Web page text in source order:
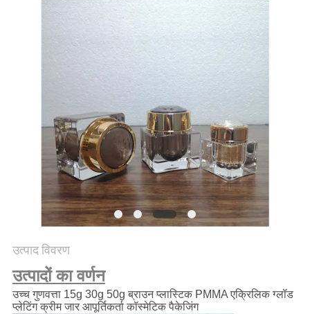
साइटमैप
PRIVACY
POLICY
उत्पाद विवरण
उत्पादों का वर्णन
उच्च गुणवत्ता 15g 30g 50g ब्राउन प्लास्टिक PMMA एक्रिलिक ग्लॉड
प्लेटिंग क्रीम जार आपूर्तिकर्ता कॉस्मेटिक पैकेजिंग